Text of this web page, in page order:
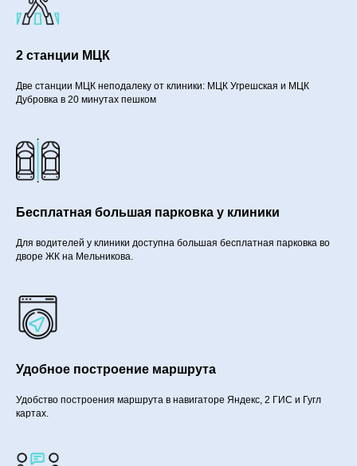
2 станции МЦК
Две станции МЦК неподалеку от клиники: МЦК Угрешская и МЦК
Дубровка в 20 минутах пешком
Бесплатная большая парковка у клиники
Для водителей у клиники доступна большая бесплатная парковка во
дворе ЖК на Мельникова.
Удобное построение маршрута
Удобство построения маршрута в навигаторе Яндекс, 2 ГИС и Гугл
картах.